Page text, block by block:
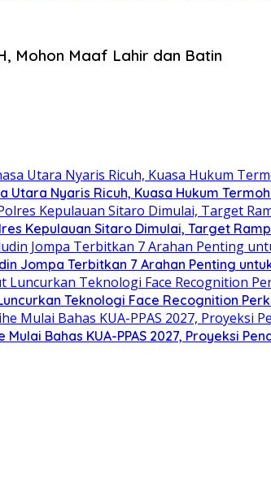
Mohon Maaf Lahir dan Batin
Utara Nyaris Ricuh, Kuasa Hukum
Kepulauan Sitaro Dimulai, Target
Jompa Terbitkan 7 Arahan Penting
Teknologi Face Recognition
Mulai Bahas KUA-PPAS 2027, Proyeksi